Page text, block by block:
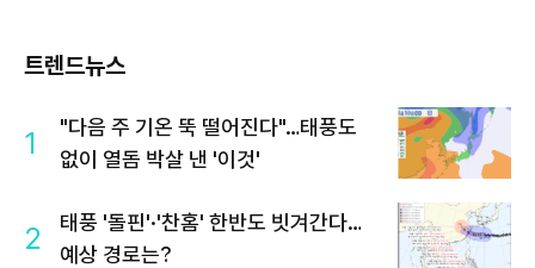
트렌드뉴스
1
"다음 주 기온 뚝 떨어진다"…태풍도
없이 열돔 박살 낸 '이것'
2
태풍 '돌핀'·'찬홈' 한반도 빗겨간다…
예상 경로는?